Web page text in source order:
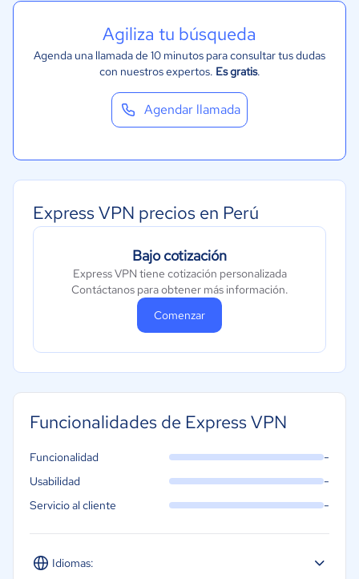
Agiliza tu búsqueda
Agenda una llamada de 10 minutos para consultar tus dudas
con nuestros expertos. Es gratis.
Agendar llamada
Express VPN precios en Perú
Bajo cotización
Express VPN tiene cotización personalizada
Contáctanos para obtener más información.
Comenzar
Funcionalidades de Express VPN
Idiomas:
Funcionalidad -
Usabilidad -
Servicio al cliente -